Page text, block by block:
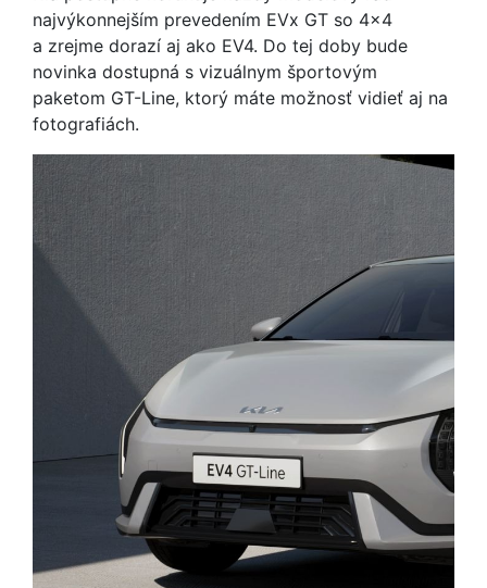
najvýkonnejším prevedením EVx GT so 4x4
a zrejme dorazí aj ako EV4. Do tej doby bude
novinka dostupná s vizuálnym športovým
paketom GT-Line, ktorý máte možnosť vidieť aj na
fotografiách.